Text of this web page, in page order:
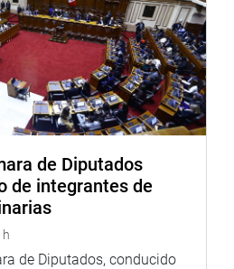
un terreno perteneciente a la
por el bienestar de nuestra
al dar cuenta que una vez
traspaso de la propiedad del
con un local adecuado para
de Diputados
de integrantes de
h
de Diputados, conducido